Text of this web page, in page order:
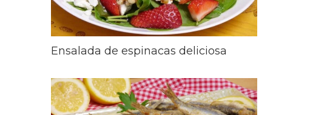
Ensalada de espinacas deliciosa